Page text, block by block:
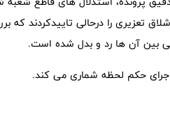
خراسان رضوی را پذیرفتند و حکم قصاص نفس به همراه 99ضربه شلاق تعزیری را درحالی
حکم لحظه شماری می کند.